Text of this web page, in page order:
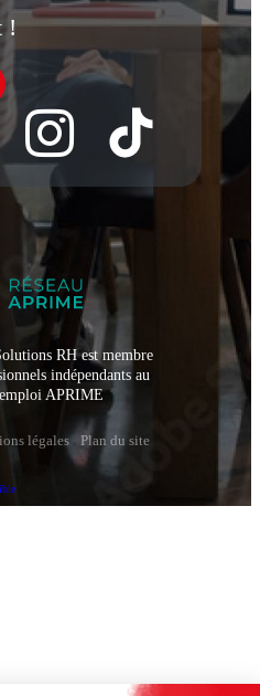
!
RH est membre
indépendants au
APRIME
légales Plan du site